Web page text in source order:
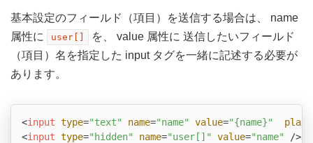
基本設定のフィールド（項目）を送信する場合は、 name
属性に
user[]
を、 value 属性に 送信したいフィールド
（項目）名を指定した input タグを一緒に記述する必要が
あります。
<input type="text" name="name" value="{name}"
<input type="hidden" name="user[]" value="name" />